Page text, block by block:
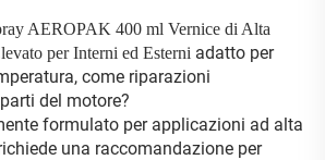
AEROPAK 400 ml Vernice di Alta
per Interni ed Esterni adatto per
come riparazioni
del motore?
formulato per applicazioni ad alta
una raccomandazione per